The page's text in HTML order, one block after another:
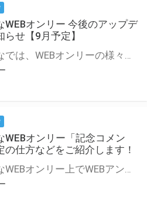
WEBオンリー 今後のアップデ
らせ【9月予定】
とらのあなでは、WEBオンリーの様々な支援を実施しています。 今回は2021年9月に実装を予定しているアップデート情報についてご紹介いたします。 とらのあなWEBオンリーサイトはこちら
WEBオンリー「記念コメン
の仕方などをご紹介します！
とらのあなWEBオンリー上でWEBアンソロジーが作成できる「記念コメント」について、その使い方や作成手順を解説します！ 支援タイプを「サークル参加型」「サークル参加型・マルシェ(イベント会場)機能付き」でお申し込みいただいている主催者様はぜひご活用ください♪ とらのあなWEBオンリーサイトはこちら